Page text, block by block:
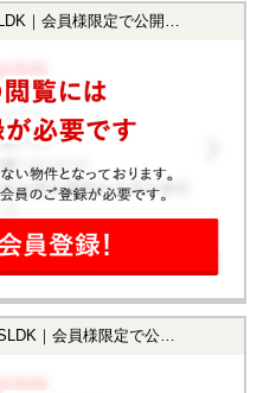
会員様限定で公開中！】
｜会員様限定で公開中！】